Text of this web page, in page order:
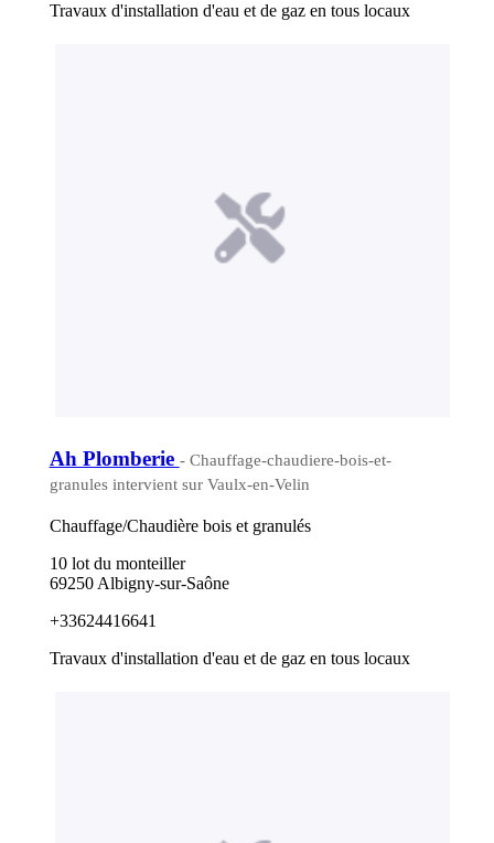
Travaux d'installation d'eau et de gaz en tous locaux
Ah Plomberie - Chauffage-chaudiere-bois-et-
granules intervient sur Vaulx-en-Velin
Chauffage/Chaudière bois et granulés
10 lot du monteiller
69250 Albigny-sur-Saône
+33624416641
Travaux d'installation d'eau et de gaz en tous locaux